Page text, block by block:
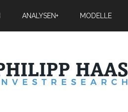
ANALYSEN+ MODELLE